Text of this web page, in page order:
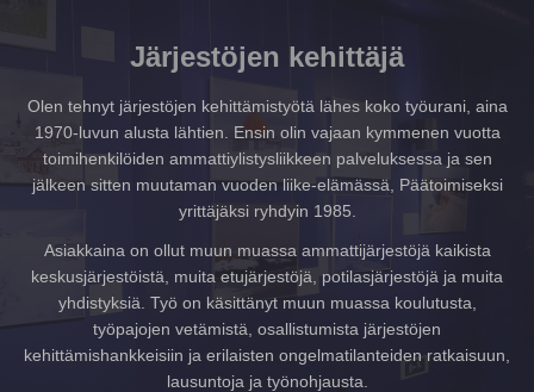
Järjestöjen kehittäjä
Olen tehnyt järjestöjen kehittämistyötä lähes koko työurani, aina
1970-luvun alusta lähtien. Ensin olin vajaan kymmenen vuotta
toimihenkilöiden ammattiylistysliikkeen palveluksessa ja sen
jälkeen sitten muutaman vuoden liike-elämässä, Päätoimiseksi
yrittäjäksi ryhdyin 1985.
Asiakkaina on ollut muun muassa ammattijärjestöjä kaikista
keskusjärjestöistä, muita etujärjestöjä, potilasjärjestöjä ja muita
yhdistyksiä. Työ on käsittänyt muun muassa koulutusta,
työpajojen vetämistä, osallistumista järjestöjen
kehittämishankkeisiin ja erilaisten ongelmatilanteiden ratkaisuun,
lausuntoja ja työnohjausta.